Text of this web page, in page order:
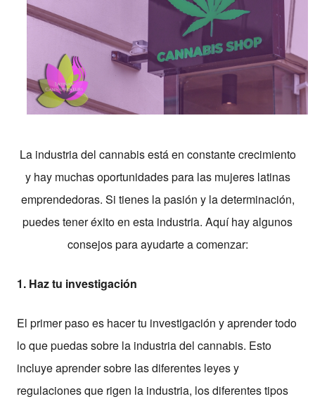
La industria del cannabis está en constante crecimiento
y hay muchas oportunidades para las mujeres latinas
emprendedoras. Si tienes la pasión y la determinación,
puedes tener éxito en esta industria. Aquí hay algunos
consejos para ayudarte a comenzar:
1. Haz tu investigación
El primer paso es hacer tu investigación y aprender todo
lo que puedas sobre la industria del cannabis. Esto
incluye aprender sobre las diferentes leyes y
regulaciones que rigen la industria, los diferentes tipos